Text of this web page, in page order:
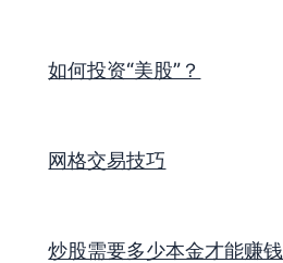
如何投资“美股”？
网格交易技巧
炒股需要多少本金才能赚钱